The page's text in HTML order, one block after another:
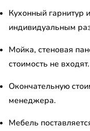
Кухонный гарнитур
индивидуальным
Мойка, стеновая
стоимость не входят.
Окончательную
менеджера.
Мебель